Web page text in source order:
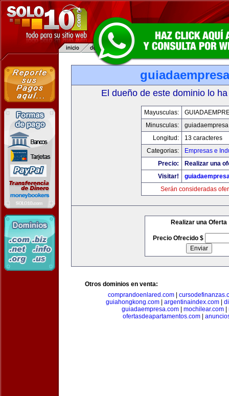
El dueño de este dominio lo
Mayusculas:
Minusculas:
Longitud:
13 caracteres
Categorias:
Empresas e
Precio:
Realizar una
Visitar!
Serán consideradas
Realizar una Oferta
Precio Ofrecido $
Otros dominios en venta:
comprandoenlared.com|
guiahongkong.com| argentinaindex.com|
guiadaempresa.com
mochilear.com
ofertasdeapartamentos.com